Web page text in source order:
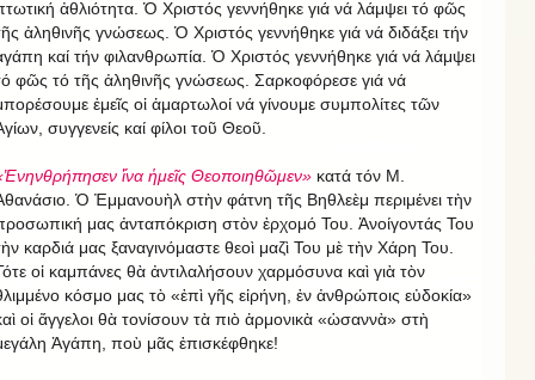
ἀθλιότητα. Ὁ Χριστός γεννήθηκε γιά νά λάμψει τό φῶς
ἀληθινῆς γνώσεως. Ὁ Χριστός γεννήθηκε γιά νά διδάξει τήν
καί τήν φιλανθρωπία. Ὁ Χριστός γεννήθηκε γιά νά λάμψει
φῶς τό τῆς ἀληθινῆς γνώσεως. Σαρκοφόρεσε γιά νά
ἑμεῖς οἱ ἁμαρτωλοί νά γίνουμε συμπολίτες τῶν
συγγενείς καί φίλοι τοῦ Θεοῦ.
ἵνα ἡμεῖς Θεοποιηθῶμεν» κατά τόν Μ.
Ὁ Ἐμμανουὴλ στὴν φάτνη τῆς Βηθλεὲμ περιμένει τὴν
μας ἀνταπόκριση στὸν ἐρχομό Του. Ἀνοίγοντάς Του
καρδιά μας ξαναγινόμαστε θεοὶ μαζὶ Του μὲ τὴν Χάρη Του.
οἱ καμπάνες θὰ ἀντιλαλήσουν χαρμόσυνα καὶ γιὰ τὸν
κόσμο μας τὸ «ἐπὶ γῆς εἰρήνη, ἐν ἀνθρώποις εὐδοκία»
οἱ ἄγγελοι θὰ τονίσουν τὰ πιὸ ἁρμονικὰ «ὡσαννὰ» στὴ
Ἀγάπη, ποὺ μᾶς ἐπισκέφθηκε!